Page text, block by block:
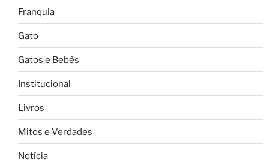
Franquia
Gato
Gatos e Bebês
Institucional
Livros
Mitos e Verdades
Notícia